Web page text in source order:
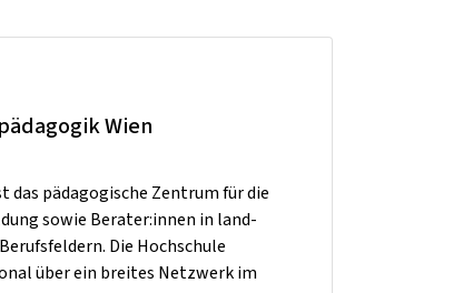
Wien
das pädagogische Zentrum für die
sowie Berater:innen in land-
Berufsfeldern. Die Hochschule
über ein breites Netzwerk im